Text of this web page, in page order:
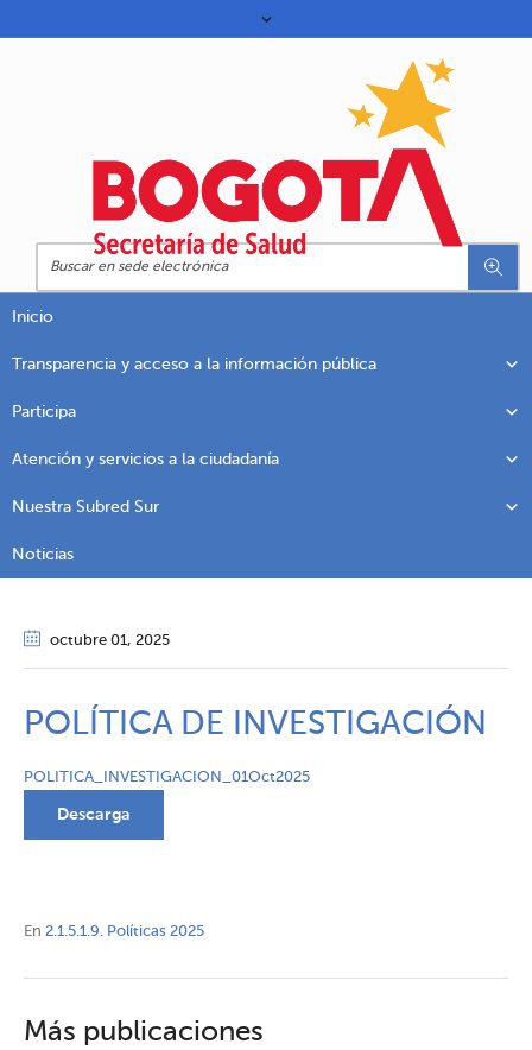
Inicio
Transparencia y acceso a la información pública
Participa
Atención y servicios a la ciudadanía
Nuestra Subred Sur
Noticias
octubre 01, 2025
POLÍTICA DE INVESTIGACIÓN
POLITICA_INVESTIGACION_01Oct2025
Descarga
En 2.1.5.1.9. Políticas 2025
Más publicaciones